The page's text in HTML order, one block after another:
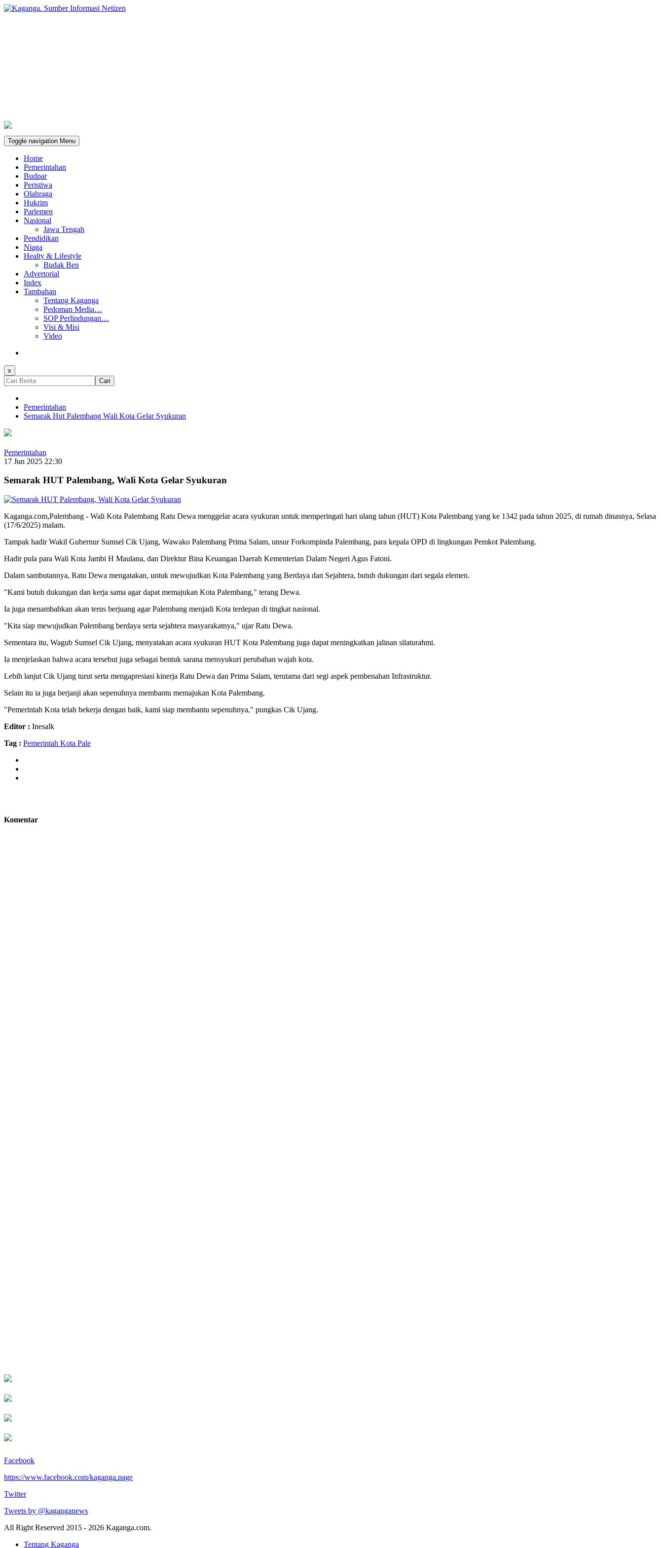
Toggle navigation Menu
Home
Pemerintahan
Budpar
Peristiwa
Olahraga
Hukrim
Parlemen
Nasional
Jawa Tengah
Pendidikan
Niaga
Healty & Lifestyle
Budak Ben
Advertorial
Index
Tambahan
Tentang Kaganga
Pedoman Media…
SOP Perlindungan…
Visi & Misi
Video
x
Cari
Pemerintahan
Semarak Hut Palembang Wali Kota Gelar Syukuran
Pemerintahan
17 Jun 2025 22:30
Semarak HUT Palembang, Wali Kota Gelar Syukuran
Kaganga.com,Palembang - Wali Kota Palembang Ratu Dewa menggelar acara syukuran untuk memperingati hari ulang tahun (HUT) Kota Palembang yang ke 1342 pada tahun 2025, di rumah dinasnya, Selasa
(17/6/2025) malam.
Tampak hadir Wakil Gubernur Sumsel Cik Ujang, Wawako Palembang Prima Salam, unsur Forkompinda Palembang, para kepala OPD di lingkungan Pemkot Palembang.
Hadir pula para Wali Kota Jambi H Maulana, dan Direktur Bina Keuangan Daerah Kementerian Dalam Negeri Agus Fatoni.
Dalam sambutannya, Ratu Dewa mengatakan, untuk mewujudkan Kota Palembang yang Berdaya dan Sejahtera, butuh dukungan dari segala elemen.
"Kami butuh dukungan dan kerja sama agar dapat memajukan Kota Palembang," terang Dewa.
Ia juga menambahkan akan terus berjuang agar Palembang menjadi Kota terdepan di tingkat nasional.
"Kita siap mewujudkan Palembang berdaya serta sejahtera masyarakatnya," ujar Ratu Dewa.
Sementara itu, Wagub Sumsel Cik Ujang, menyatakan acara syukuran HUT Kota Palembang juga dapat meningkatkan jalinan silaturahmi.
Ia menjelaskan bahwa acara tersebut juga sebagai bentuk sarana mensyukuri perubahan wajah kota.
Lebih lanjut Cik Ujang turut serta mengapresiasi kinerja Ratu Dewa dan Prima Salam, terutama dari segi aspek pembenahan Infrastruktur.
Selain itu ia juga berjanji akan sepenuhnya membantu memajukan Kota Palembang.
"Pemerintah Kota telah bekerja dengan baik, kami siap membantu sepenuhnya," pungkas Cik Ujang.
Editor : Inesalk
Tag : Pemerintah Kota Pale
Komentar
Facebook
https://www.facebook.com/kaganga.page
Twitter
Tweets by @kaganganews
All Right Reserved 2015 - 2026 Kaganga.com.
Tentang Kaganga